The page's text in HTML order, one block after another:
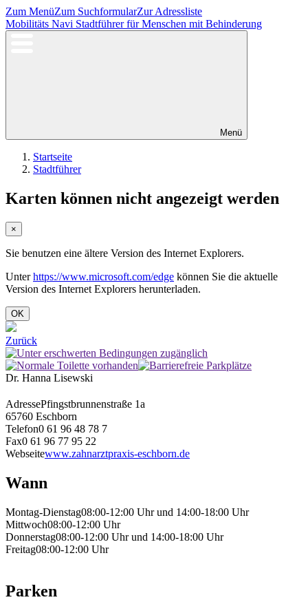
Zum MenüZum SuchformularZur Adressliste
Mobilitäts Navi Stadtführer für Menschen mit Behinderung
Menü
Startseite
Stadtführer
Karten können nicht angezeigt werden
×
Sie benutzen eine ältere Version des Internet Explorers.
Unterhttps://www.microsoft.com/edge können Sie die aktuelle
Version des Internet Explorers herunterladen.
OK
Zurück
Dr. Hanna Lisewski
AdressePfingstbrunnenstraße 1a
65760 Eschborn
Telefon0 61 96 48 78 7
Fax0 61 96 77 95 22
Webseitewww.zahnarztpraxis-eschborn.de
Wann
Montag-Dienstag08:00-12:00 Uhr und 14:00-18:00 Uhr
Mittwoch08:00-12:00 Uhr
Donnerstag08:00-12:00 Uhr und 14:00-18:00 Uhr
Freitag08:00-12:00 Uhr
Parken